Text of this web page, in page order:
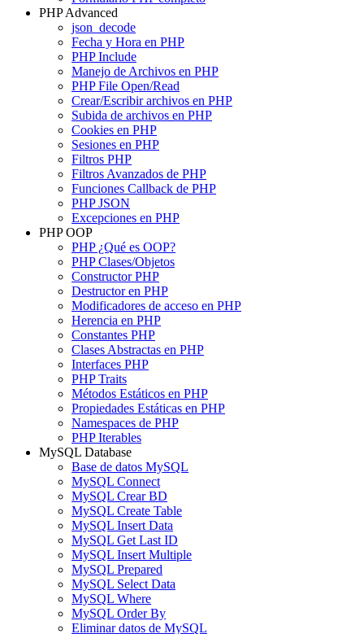
PHP Advanced
json_decode
Fecha y Hora en PHP
PHP Include
Manejo de Archivos en PHP
PHP File Open/Read
Crear/Escribir archivos en PHP
Subida de archivos en PHP
Cookies en PHP
Sesiones en PHP
Filtros PHP
Filtros Avanzados de PHP
Funciones Callback de PHP
PHP JSON
Excepciones en PHP
PHP OOP
PHP ¿Qué es OOP?
PHP Clases/Objetos
Constructor PHP
Destructor en PHP
Modificadores de acceso en PHP
Herencia en PHP
Constantes PHP
Clases Abstractas en PHP
Interfaces PHP
PHP Traits
Métodos Estáticos en PHP
Propiedades Estáticas en PHP
Namespaces de PHP
PHP Iterables
MySQL Database
Base de datos MySQL
MySQL Connect
MySQL Crear BD
MySQL Create Table
MySQL Insert Data
MySQL Get Last ID
MySQL Insert Multiple
MySQL Prepared
MySQL Select Data
MySQL Where
MySQL Order By
Eliminar datos de MySQL